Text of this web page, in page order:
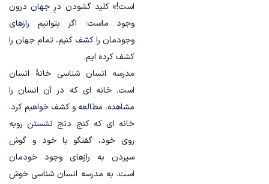
است!» کلید گشودن درِ جهان درون
وجود ماست؛ اگر بتوانیم رازهای
وجودمان را کشف کنیم، تمام جهان را
کشف کرده ایم.
مدرسه انسان شناسی خانۀ انسان
است. خانه ای که در آن انسان را
مشاهده، مطالعه و کشف خواهیم کرد.
خانه ای که کنج دنج نشستن روبه
روی خود، گفتگو با خود و گوش
سپردن به رازهای وجود خودمان
است. به مدرسه انسان شناسی خوش